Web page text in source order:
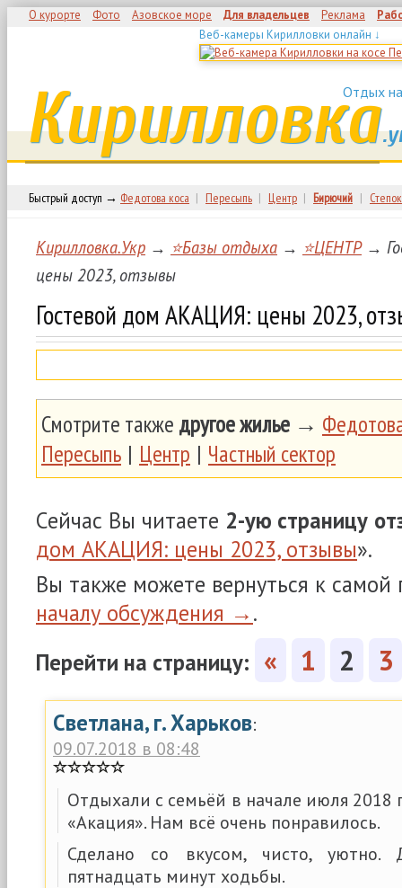
О курорте Фото Азовское море Для владельцев Реклама
Веб-камеры Кирилловки онлайн ↓
Отдых
Кирилловка
Быстрый доступ → Федотова коса | Пересыпь | Центр | Бирючий | Степок
Кирилловка.Укр → ⭐Базы отдыха → ⭐ЦЕНТР→
цены 2023, отзывы
Гостевой дом АКАЦИЯ: цены 2023,
Смотрите также другое жилье →
Пересыпь | Центр | Частный сектор
Сейчас Вы читаете 2-ую страницу
дом АКАЦИЯ: цены 2023, отзывы».
Вы также можете вернуться к самой
началу обсуждения →.
Перейти на страницу: « 1 2 3
Светлана, г. Харьков:
09.07.2018 в 08:48
Отдыхали с семьёй в начале июля 2018
«Акация». Нам всё очень понравилось.
Сделано со вкусом, чисто,
пятнадцать минут ходьбы.